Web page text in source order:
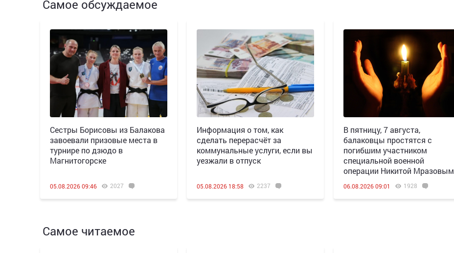
Самое обсуждаемое
Сестры Борисовы из Балакова
завоевали призовые места в
турнире по дзюдо в
Магнитогорске
05.08.2026 09:46 2027
Информация о том, как
сделать перерасчёт за
коммунальные услуги, если вы
уезжали в отпуск
05.08.2026 18:58 2237
В пятницу, 7 августа,
балаковцы простятся с
погибшим участником
специальной военной
операции Никитой Мразовым
06.08.2026 09:01 1928
Самое читаемое